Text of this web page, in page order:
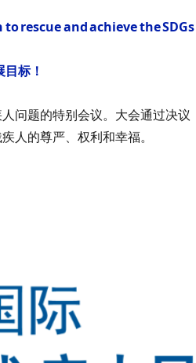
rescue and achieve the
标！
问题的特别会议。大会通过决议
人的尊严、权利和幸福。